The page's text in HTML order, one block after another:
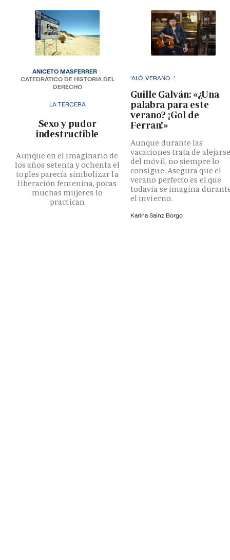
LA TERCERA
­Sexo y pudor
indestructible
Aunque en el imaginario de
los años setenta y ochenta el
toples parecía simbolizar la
liberación femenina, pocas
muchas mujeres lo
practican
ANICETO MASFERRER
CATEDRÁTICO DE HISTORIA DEL
DERECHO
'ALÓ, VERANO...'
Guille Galván: «¿Una
palabra para este
verano? ¡Gol de
Ferran!»
Aunque durante las
vacaciones trata de
del móvil, no siempre lo
consigue. Asegura que el
verano perfecto es el que
todavía se imagina
el invierno.
Karina Sainz Borgo